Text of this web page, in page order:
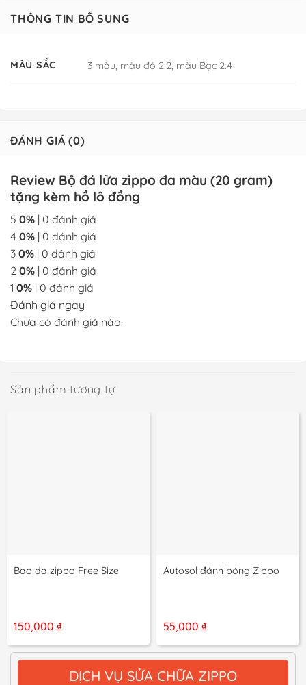
THÔNG TIN BỔ SUNG
MÀU SẮC 3 màu, màu đỏ 2.2, màu Bạc 2.4
ĐÁNH GIÁ (0)
Review Bộ đá lửa zippo đa màu (20 gram)
tặng kèm hồ lô đồng
5 0% | 0 đánh giá
4 0% | 0 đánh giá
3 0% | 0 đánh giá
2 0% | 0 đánh giá
1 0% | 0 đánh giá
Đánh giá ngay
Chưa có đánh giá nào.
Sản phẩm tương tự
Bao da zippo Free Size
150,000 ₫
Autosol đánh bóng Zippo
55,000 ₫
DỊCH VỤ SỬA CHỮA ZIPPO